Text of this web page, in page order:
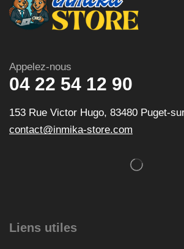
Appelez-nous
04 22 54 12 90
153 Rue Victor Hugo, 83480 Puget-
contact@inmika-store.com
Liens utiles